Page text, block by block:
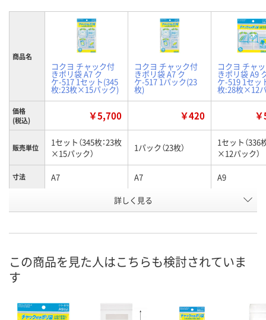
商品名
コクヨ チャック付
きポリ袋 A7 ク
ケ-517 1セット(345
枚:23枚×15パック)
コクヨ チャック付
きポリ袋 A7 ク
ケ-517 1パック(23
枚)
コクヨ チャ
きポリ袋 A9
ケ-519 1セッ
枚:28枚×12
価格
(税込)
￥5,700 ￥420
販売単位
1セット（345枚：23枚
×15パック）
1パック（23枚）
1セット（336
×12パック）
寸法 A7 A7 A9
145・85
号
お届け日
数量
詳しく見る
この商品を見た人はこちらも検討されていま
す